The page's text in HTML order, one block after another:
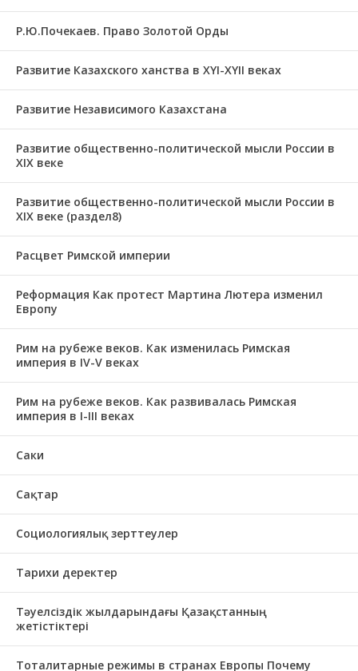
Р.Ю.Почекаев. Право Золотой Орды
Развитие Казахского ханства в ХҮІ-ХҮІІ веках
Развитие Независимого Казахстана
Развитие общественно-политической мысли России в
XIX веке
Развитие общественно-политической мысли России в
XIX веке (раздел8)
Расцвет Римской империи
Реформация Как протест Мартина Лютера изменил
Европу
Рим на рубеже веков. Как изменилась Римская
империя в IV-V веках
Рим на рубеже веков. Как развивалась Римская
империя в І-ІІІ веках
Саки
Сақтар
Социологиялық зерттеулер
Тарихи деректер
Тәуелсіздік жылдарындағы Қазақстанның
жетістіктері
Тоталитарные режимы в странах Европы Почему